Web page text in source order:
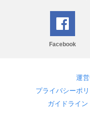
Facebook
運
プライバシーポ
ガイドライン